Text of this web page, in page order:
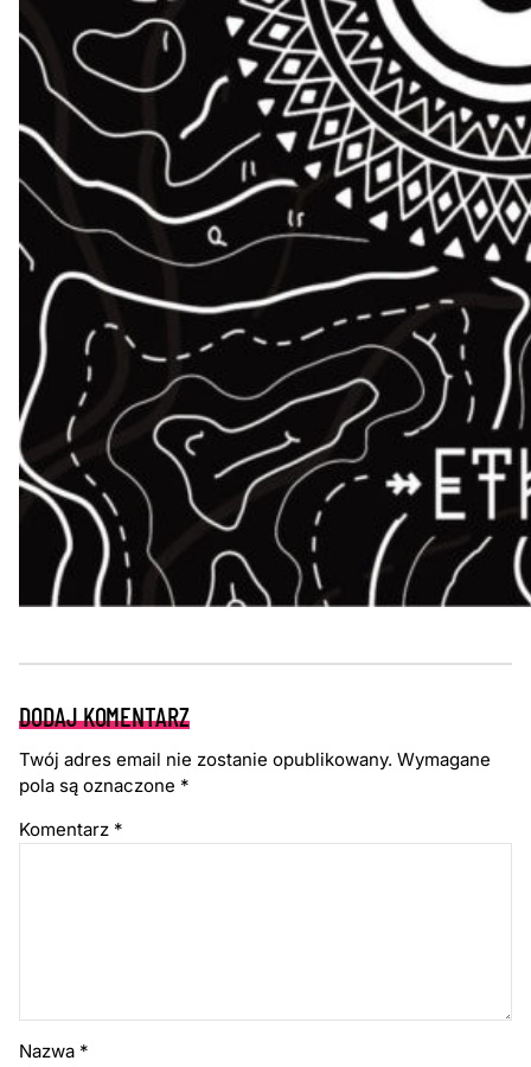
DODAJ KOMENTARZ
Twój adres email nie zostanie opublikowany. Wymagane
pola są oznaczone *
Komentarz *
Nazwa *